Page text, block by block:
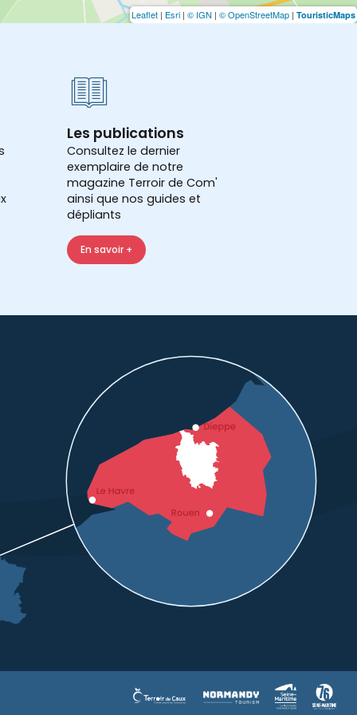
Leaflet | Esri | © IGN | © OpenStreetMap | TouristicMaps
Les publications
Consultez le dernier
exemplaire de notre
magazine Terroir de Com'
ainsi que nos guides et
dépliants
En savoir +